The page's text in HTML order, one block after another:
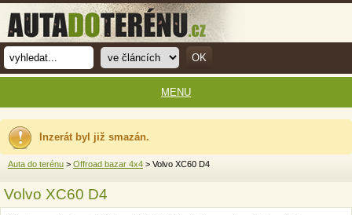
Inzerát byl již smazán.
Auta do terénu > Offroad bazar 4x4 > Volvo XC60 D4
Volvo XC60 D4
MENU